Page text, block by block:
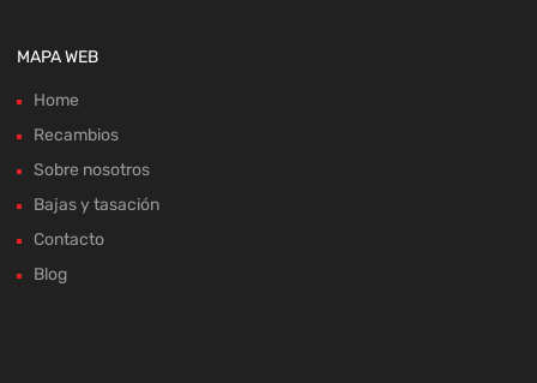
MAPA WEB
Home
Recambios
Sobre nosotros
Bajas y tasación
Contacto
Blog